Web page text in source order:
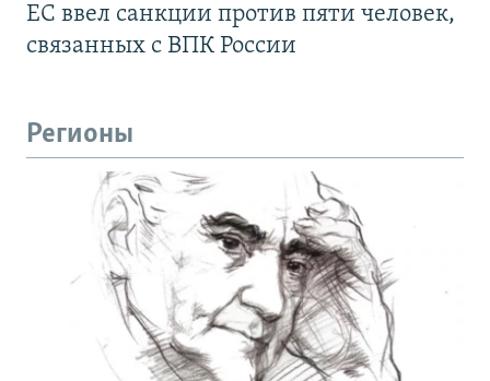
ЕС ввел санкции против пяти человек,
связанных с ВПК России
Регионы